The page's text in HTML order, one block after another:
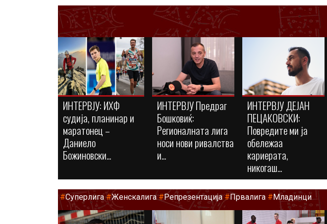
ИНТЕРВЈУ: ИХФ
судија, планинар и
маратонец –
Даниело
Божиновски...
ИНТЕРВЈУ Предраг
Бошковиќ:
Регионалната лига
носи нови ривалства
и...
ИНТЕРВЈУ ДЕЈАН
ПЕЦАКОВСКИ:
Повредите ми ја
обележаа
кариерата,
никогаш...
#Суперлига #Женскалига#Репрезентација #Првалига #Младинци